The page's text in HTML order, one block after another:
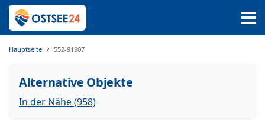
Hauptseite 552-91907
Alternative Objekte
In der Nähe (958)